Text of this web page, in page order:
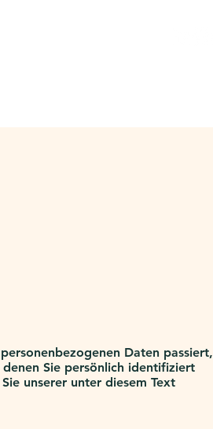
Daten passiert,
Sie persönlich identifiziert
unserer unter diesem Text